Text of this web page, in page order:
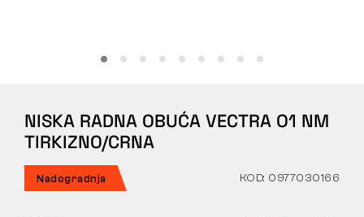
O NAMA
LABORATORIJ BENNON
NISKA RADNA OBUĆA VECTRA O1 NM
TIRKIZNO/CRNA
Nadogradnja KOD: 0977030166